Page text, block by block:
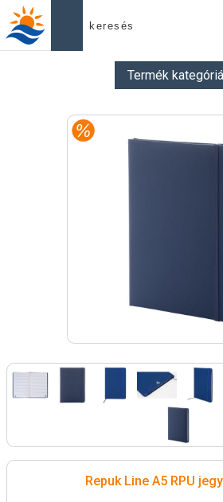
Termék
Repuk Line A5 RPU